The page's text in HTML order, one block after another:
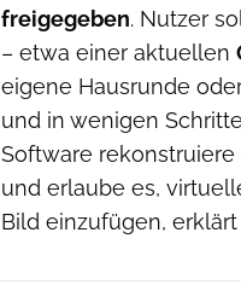
freigegeben. Nutzer
– etwa einer aktuellen
eigene Hausrunde
und in wenigen
Software
und erlaube es,
Bild einzufügen, erklärt